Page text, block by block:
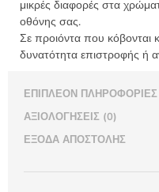
Stitch
48C
ΛΧ
ποσότητα
μικρές διαφορές στα
οθόνης σας.
Σε προιόντα που κόβονται
δυνατότητα επιστροφής ή
ΕΠΙΠΛΈΟΝ ΠΛΗΡΟΦΟΡΊΕΣ
ΑΞΙΟΛΟΓΉΣΕΙΣ (0)
ΈΞΟΔΑ ΑΠΟΣΤΟΛΉΣ